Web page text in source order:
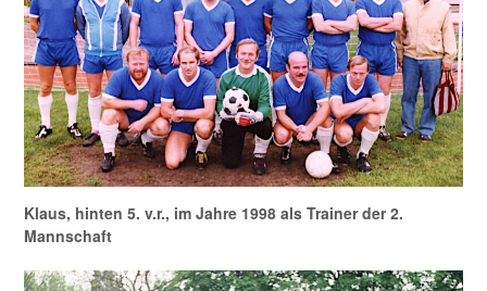
Klaus, hinten 5. v.r., im Jahre 1998 als Trainer der 2.
Mannschaft